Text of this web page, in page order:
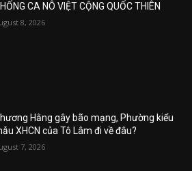
CA NÔ VIỆT CỘNG QUỐC THIÊN
8, 2026
Hằng gây bão mạng, Phường kiểu
XHCN của Tô Lâm đi về đâu?
7, 2026